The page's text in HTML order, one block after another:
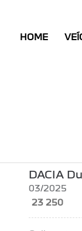
HOME
DACIA
03/2025
23 250